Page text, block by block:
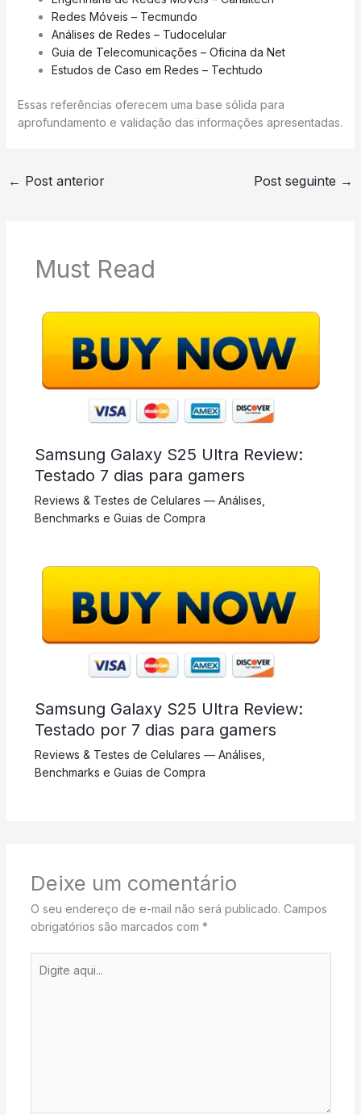
Redes Móveis – Tecmundo
Análises de Redes – Tudocelular
Guia de Telecomunicações – Oficina da Net
Estudos de Caso em Redes – Techtudo
Essas referências oferecem uma base sólida para
aprofundamento e validação das informações apresentadas.
← Post anterior Post seguinte →
Must Read
Samsung Galaxy S25 Ultra Review:
Testado 7 dias para gamers
Reviews & Testes de Celulares — Análises,
Benchmarks e Guias de Compra
Samsung Galaxy S25 Ultra Review:
Testado por 7 dias para gamers
Reviews & Testes de Celulares — Análises,
Benchmarks e Guias de Compra
Deixe um comentário
O seu endereço de e-mail não será publicado. Campos
obrigatórios são marcados com *
aqui...